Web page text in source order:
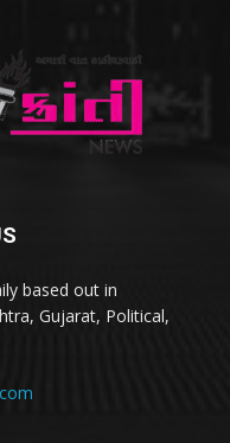
based out in
Gujarat, Political,